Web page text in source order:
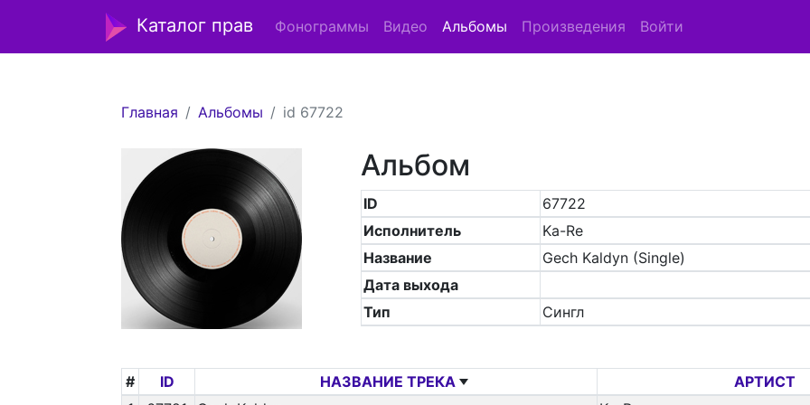
Каталог прав Фонограммы Видео Альбомы Произведения Войти
Главная Альбомы id 67722
Альбом
ID
67722
Исполнитель
Ka-Re
Название
Gech Kaldyn (Single)
Дата выхода
Тип
Сингл
# ID НАЗВАНИЕ ТРЕКА
АРТИСТ